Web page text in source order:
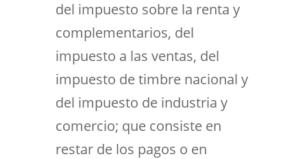
del impuesto sobre la renta y
complementarios, del
impuesto a las ventas, del
impuesto de timbre nacional y
del impuesto de industria y
comercio; que consiste en
restar de los pagos o en